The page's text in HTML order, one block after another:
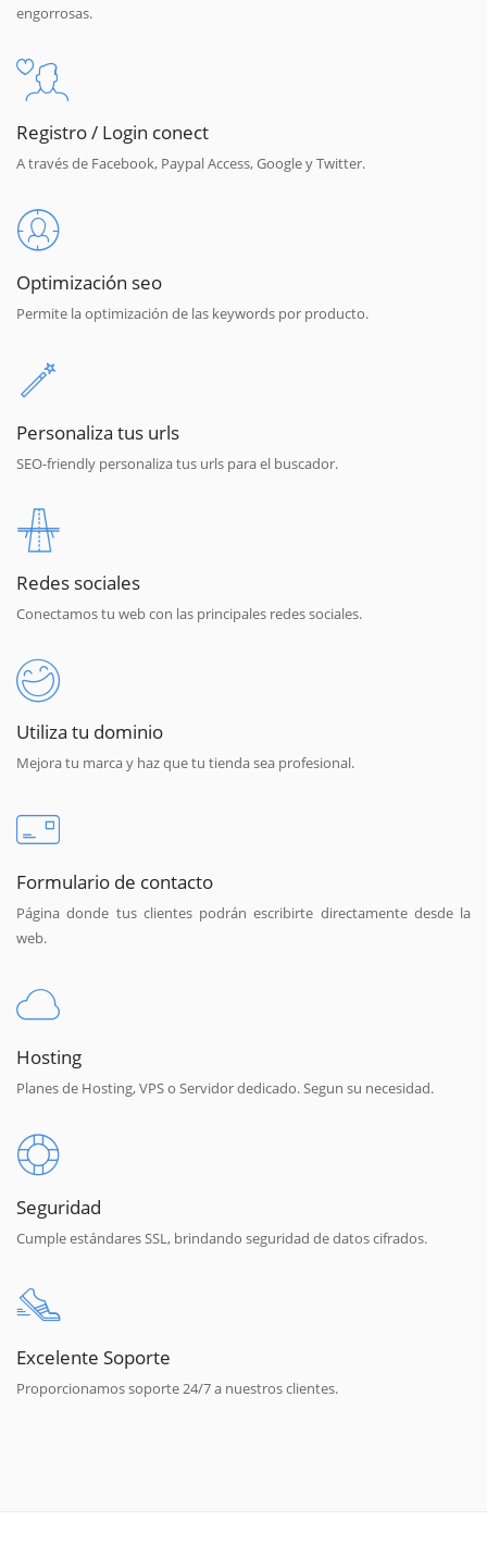
engorrosas.
Registro / Login conect
A través de Facebook, Paypal Access, Google y Twitter.
Optimización seo
Permite la optimización de las keywords por producto.
Personaliza tus urls
SEO-friendly personaliza tus urls para el buscador.
Redes sociales
Conectamos tu web con las principales redes sociales.
Utiliza tu dominio
Mejora tu marca y haz que tu tienda sea profesional.
Formulario de contacto
Página donde tus clientes podrán escribirte directamente desde la
web.
Hosting
Planes de Hosting, VPS o Servidor dedicado. Segun su necesidad.
Seguridad
Cumple estándares SSL, brindando seguridad de datos cifrados.
Excelente Soporte
Proporcionamos soporte 24/7 a nuestros clientes.